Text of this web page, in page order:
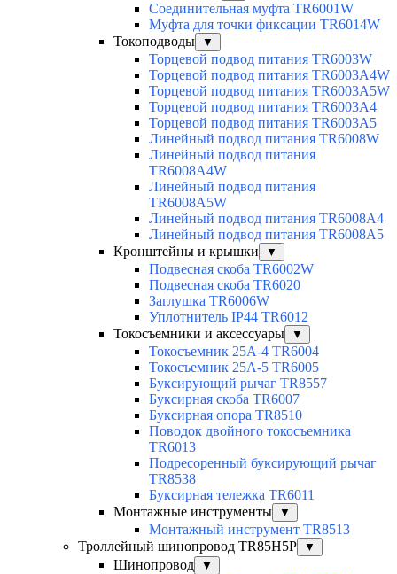
Соединительная муфта TR6001W
Муфта для точки фиксации TR6014W
Токоподводы
▼
Торцевой подвод питания TR6003W
Торцевой подвод питания TR6003A4W
Торцевой подвод питания TR6003A5W
Торцевой подвод питания TR6003A4
Торцевой подвод питания TR6003A5
Линейный подвод питания TR6008W
Линейный подвод питания
TR6008A4W
Линейный подвод питания
TR6008A5W
Линейный подвод питания TR6008A4
Линейный подвод питания TR6008A5
Кронштейны и крышки
▼
Подвесная скоба TR6002W
Подвесная скоба TR6020
Заглушка TR6006W
Уплотнитель IP44 TR6012
Токосъемники и аксессуары
▼
Токосъемник 25А-4 TR6004
Токосъемник 25А-5 TR6005
Буксирующий рычаг TR8557
Буксирная скоба TR6007
Буксирная опора TR8510
Поводок двойного токосъемника
TR6013
Подресоренный буксирующий рычаг
TR8538
Буксирная тележка TR6011
Монтажные инструменты
▼
Монтажный инструмент TR8513
Троллейный шинопровод TR85H5P
▼
Шинопровод ▼